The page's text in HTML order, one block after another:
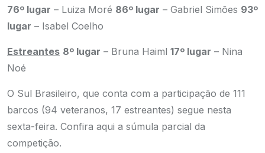
76º lugar – Luiza Moré 86º lugar – Gabriel Simões 93º
lugar – Isabel Coelho
Estreantes 8º lugar – Bruna Haiml 17º lugar – Nina
Noé
O Sul Brasileiro, que conta com a participação de 111
barcos (94 veteranos, 17 estreantes) segue nesta
sexta-feira. Confira aqui a súmula parcial da
competição.